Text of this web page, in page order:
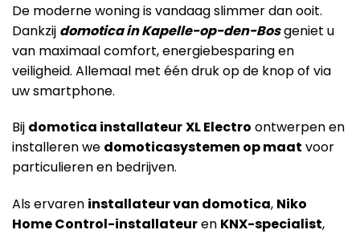
De moderne woning is vandaag slimmer dan ooit.
Dankzij domotica in Kapelle-op-den-Bosgeniet u
van maximaal comfort, energiebesparing en
veiligheid. Allemaal met één druk op de knop of via
uw smartphone.
Bij domotica installateurXL Electro ontwerpen en
installeren we domoticasystemen op maat voor
particulieren en bedrijven.
Als ervaren installateur van domotica, Niko
Home Control-installateuren KNX-specialist,